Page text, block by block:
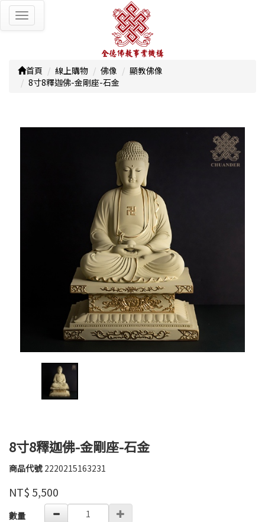
Toggle
navigation
首頁 線上購物 佛像
顯教佛像
8寸8釋迦佛-金剛座-石金
8寸8釋迦佛-金剛座-石金
商品代號 2220215163231
2220215163231
品牌
順
藝
品
NT$ 5,500
GOODS000000000000000019060
數量